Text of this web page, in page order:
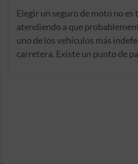
Elegir un seguro de moto no es
atendiendo a que
uno de los vehículos más
carretera. Existe un punto de